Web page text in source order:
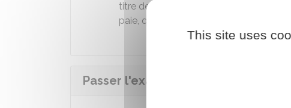
titre de séjour, preuve de votre
paie, quittance de loyer…).
Passer l'examen du code
This site uses